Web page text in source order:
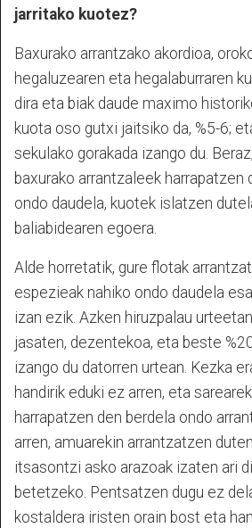
jarritako kuotez?
Baxurako arrantzako akordioa,
hegaluzearen eta hegalaburraren
dira eta biak daude maximo
kuota oso gutxi jaitsiko da, %5-6;
sekulako gorakada izango du.
baxurako arrantzaleek
ondo daudela, kuotek islatzen
baliabidearen egoera.
Alde horretatik, gure flotak
espezieak nahiko ondo daudela
izan ezik. Azken hiruzpalau
jasaten, dezentekoa, eta beste
izango du datorren urtean. Kezka
handirik eduki ez arren, eta
harrapatzen den berdela ondo
arren, amuarekin arrantzatzen
itsasontzi asko arazoak izaten ari
betetzeko. Pentsatzen dugu ez
kostaldera iristen orain bost eta